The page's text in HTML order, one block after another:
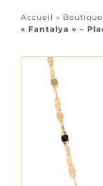
Accueil » Boutique
« Fantalya » –